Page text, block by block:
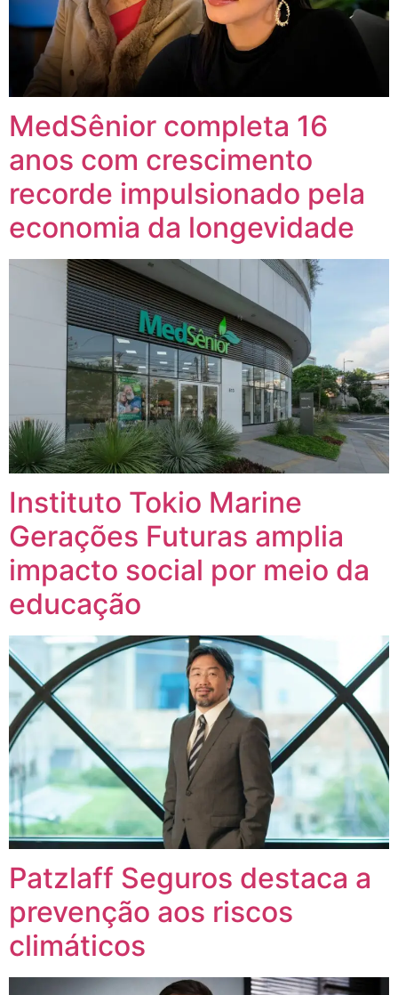
MedSênior completa 16
anos com crescimento
recorde impulsionado pela
economia da longevidade
Instituto Tokio Marine
Gerações Futuras amplia
impacto social por meio da
educação
Patzlaff Seguros destaca a
prevenção aos riscos
climáticos